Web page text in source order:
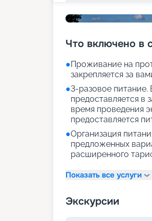
Что включено в
●Проживание на
закрепляется за
●3-разовое питание.
предоставляется в
время проведения
предоставляется
●Организация
предложенных
расширенного
Показать все услуги
Экскурсии